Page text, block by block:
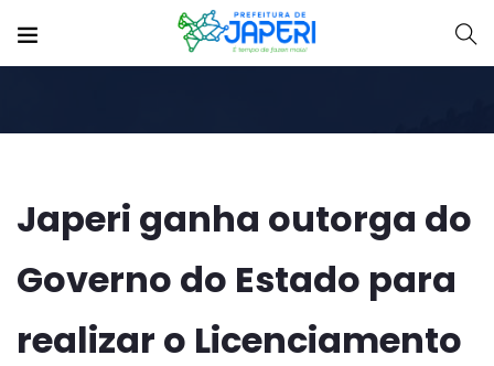
Japeri ganha outorga do
Governo do Estado para
realizar o Licenciamento